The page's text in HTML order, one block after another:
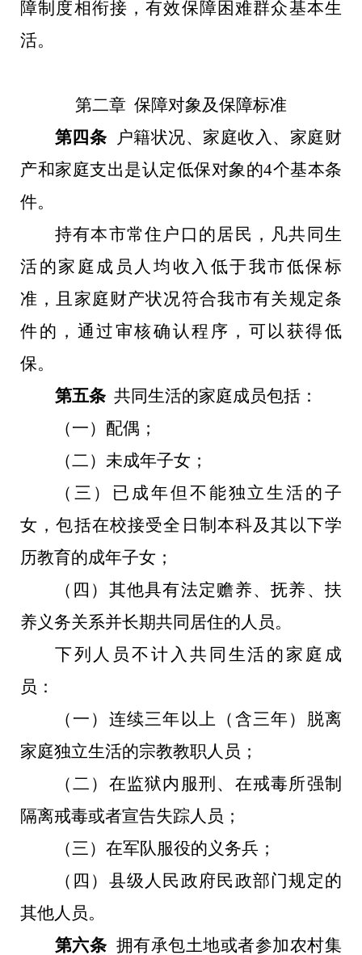
障制度相衔接，有效保障困难群众基本生
活。
第二章 保障对象及保障标准
第四条
户籍状况、家庭收入、家庭财
产和家庭支出是认定低保对象的4个基本条
件。
持有本市常住户口的居民，凡共同生
活的家庭成员人均收入低于我市低保标
准，且家庭财产状况符合我市有关规定条
件的，通过审核确认程序，可以获得低
保。
第五条 共同生活的家庭成员包括：
（一）配偶；
（二）未成年子女；
（三）已成年但不能独立生活的子
女，包括在校接受全日制本科及其以下学
历教育的成年子女；
（四）其他具有法定赡养、抚养、扶
养义务关系并长期共同居住的人员。
下列人员不计入共同生活的家庭成
员：
（一）连续三年以上（含三年）脱离
家庭独立生活的宗教教职人员；
（二）在监狱内服刑、在戒毒所强制
隔离戒毒或者宣告失踪人员；
（三）在军队服役的义务兵；
（四）县级人民政府民政部门规定的
其他人员。
第六条 拥有承包土地或者参加农村集